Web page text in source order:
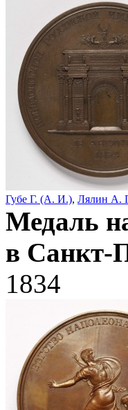
Губе Г. (А. И.), Лялин А.
Медаль
в Санкт-
1834